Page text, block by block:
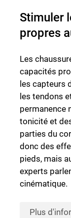
Stimuler
propres
Les
capacités
les capteurs
les tendons
permanence
tonicité et
parties du
donc des
pieds, mais
experts
cinématique.
Plus